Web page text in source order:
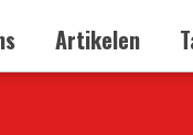
Artikelen